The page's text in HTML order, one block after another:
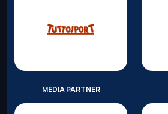
MEDIA PARTNER